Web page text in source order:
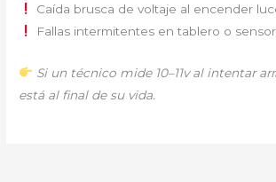
Caída brusca de voltaje al encender
Fallas intermitentes en tablero o
Si un técnico mide 10–11v al intentar
está al final de su vida.